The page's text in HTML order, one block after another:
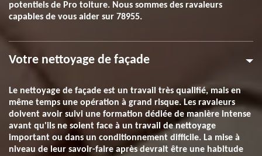
potentiels de Pro toiture. Nous sommes des ravaleurs
capables de vous aider sur 78955.
Votre nettoyage de façade
Le nettoyage de façade est un travail très qualifié, mais en
même temps une opération à grand risque. Les ravaleurs
doivent avoir suivi une formation dédiée de manière intense
avant qu'ils ne soient face à un travail de nettoyage
important ou dans un conditionnement difficile. La mise à
niveau de leur savoir-faire après devrait être une habitude